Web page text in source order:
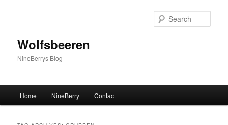
Wolfsbeeren
NineBerrys Blog
Skip to primary content
Skip to secondary content
Home NineBerry Contact